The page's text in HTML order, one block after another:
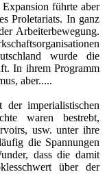
führte aber
Proletariats. In ganz
Arbeiterbewegung.
wurde die
In ihrem Programm
aber.....
imperialistischen
waren bestrebt,
usw. unter ihre
die Spannungen
dass die damit
über der